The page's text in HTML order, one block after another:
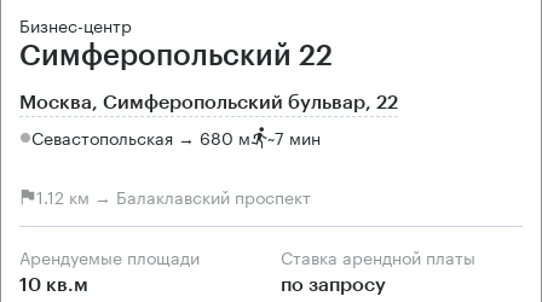
Бизнес-центр
Симферопольский 22
Москва, Симферопольский бульвар, 22
Севастопольская → 680 м ~7 мин
1.12 км → Балаклавский проспект
Арендуемые площади
10 кв.м
Ставка арендной платы
по запросу